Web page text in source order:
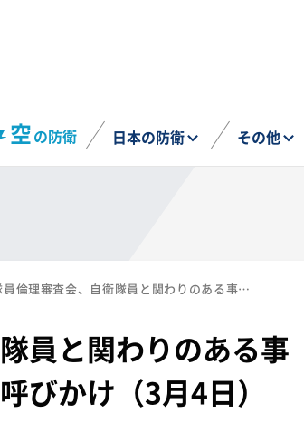
空の防衛 日本の防衛 その他
自衛隊員倫理審査会、自衛隊員と関わりのある事業者等に倫理保持の協力を呼びかけ（3月4日）
員と関わりのある事
びかけ（3月4日）